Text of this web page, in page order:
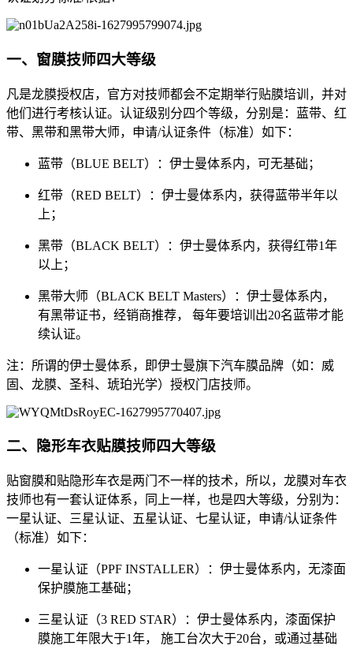
一、窗膜技师四大等级
凡是龙膜授权店，官方对技师都会不定期举行贴膜培训，并对
他们进行考核认证。认证级别分四个等级，分别是：蓝带、红
带、黑带和黑带大师，申请/认证条件（标准）如下：
蓝带（BLUE BELT）：伊士曼体系内，可无基础；
红带（RED BELT）：伊士曼体系内，获得蓝带半年以
上；
黑带（BLACK BELT）：伊士曼体系内，获得红带1年
以上；
黑带大师（BLACK BELT Masters）：伊士曼体系内，
有黑带证书，经销商推荐， 每年要培训出20名蓝带才能
续认证。
注：所谓的伊士曼体系，即伊士曼旗下汽车膜品牌（如：威
固、龙膜、圣科、琥珀光学）授权门店技师。
二、隐形车衣贴膜技师四大等级
贴窗膜和贴隐形车衣是两门不一样的技术，所以，龙膜对车衣
技师也有一套认证体系，同上一样，也是四大等级，分别为：
一星认证、三星认证、五星认证、七星认证，申请/认证条件
（标准）如下：
一星认证（PPF INSTALLER）：伊士曼体系内，无漆面
保护膜施工基础；
三星认证（3 RED STAR）：伊士曼体系内，漆面保护
膜施工年限大于1年， 施工台次大于20台，或通过基础